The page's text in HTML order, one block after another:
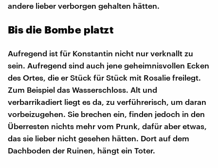
andere lieber verborgen gehalten hätten.
Bis die Bombe platzt
Aufregend ist für Konstantin nicht nur verknallt zu
sein. Aufregend sind auch jene geheimnisvollen Ecken
des Ortes, die er Stück für Stück mit Rosalie freilegt.
Zum Beispiel das Wasserschloss. Alt und
verbarrikadiert liegt es da, zu verführerisch, um daran
vorbeizugehen. Sie brechen ein, finden jedoch in den
Überresten nichts mehr vom Prunk, dafür aber etwas,
das sie lieber nicht gesehen hätten. Dort auf dem
Dachboden der Ruinen, hängt ein Toter.